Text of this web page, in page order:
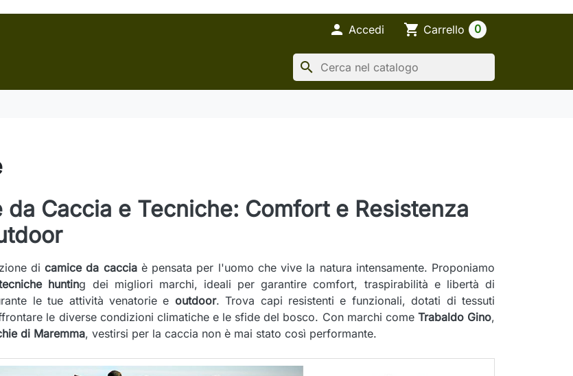
 Accedi shopping_cart Carrello 0
search
da Caccia e Tecniche: Comfort e Resistenza
di camice da cacciaè pensata per l'uomo che vive la natura intensamente. Proponiamo
hunting dei migliori marchi, ideali per garantire comfort, traspirabilità e libertà di
le tue attività venatorie e outdoor. Trova capi resistenti e funzionali, dotati di tessuti
le diverse condizioni climatiche e le sfide del bosco. Con marchi come Trabaldo Gino,
di Maremma, vestirsi per la caccia non è mai stato così performante.